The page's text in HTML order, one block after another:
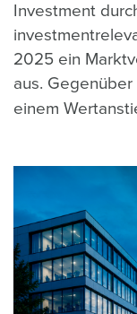
Investment
2025 ein
aus.
einem